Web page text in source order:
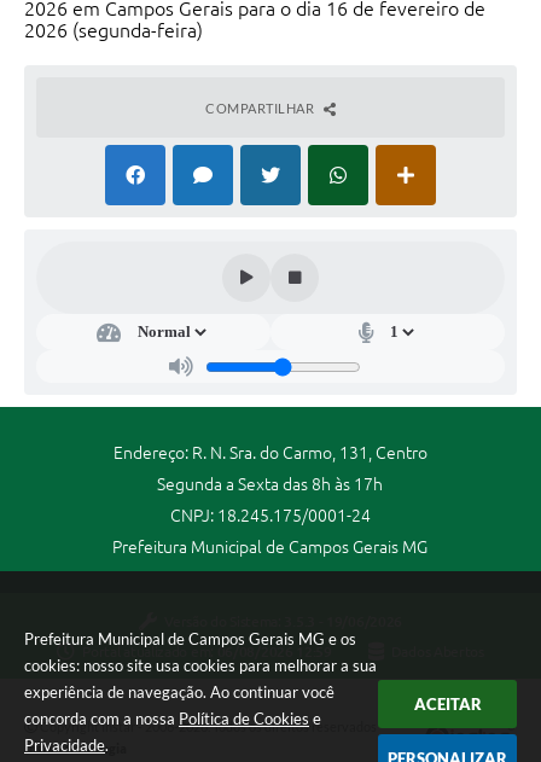
Prefeitura Municipal de Campos Gerais MG e os
cookies: nosso site usa cookies para melhorar a sua
experiência de navegação. Ao continuar você
concorda com a nossa Política de Cookies e
Privacidade.
ACEITAR
2026 em Campos Gerais para o dia 16 de fevereiro de
2026 (segunda-feira)
COMPARTILHAR
Endereço: R. N. Sra. do Carmo, 131, Centro
Segunda a Sexta das 8h às 17h
CNPJ: 18.245.175/0001-24
Prefeitura Municipal de Campos Gerais MG
Portal atualizado em:
06/08/2026 12:59
Copyright Instar - 2006-2026. Todos os direitos reservados -
Instar Tecnologia